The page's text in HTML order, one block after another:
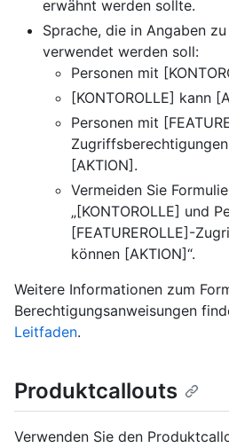
erwähnt werden sollte.
Sprache, die in Angaben
verwendet werden soll:
Personen mit
[KONTOROLLE] kann
Personen mit
[AKTION].
Vermeiden Sie
„[KONTOROLLE] und
[FEATUREROLLE]-
können [AKTION]“.
Weitere Informationen zum
Berechtigungsanweisungen
Leitfaden.
Produktcallouts
Verwenden Sie den